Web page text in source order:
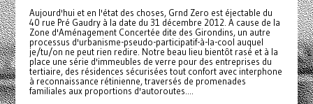
Aujourd'hui et en l'état des choses, Grnd Zero est éjectable du
40 rue Pré Gaudry à la date du 31 décembre 2012. A cause de la
Zone d'Aménagement Concertée dite des Girondins, un autre
processus d'urbanisme-pseudo-participatif-à-la-cool auquel
je/tu/on ne peut rien redire. Notre beau lieu bientôt rasé et à la
place une série d'immeubles de verre pour des entreprises du
tertiaire, des résidences sécurisées tout confort avec interphone
à reconnaissance rétinienne, traversés de promenades
familiales aux proportions d'autoroutes....